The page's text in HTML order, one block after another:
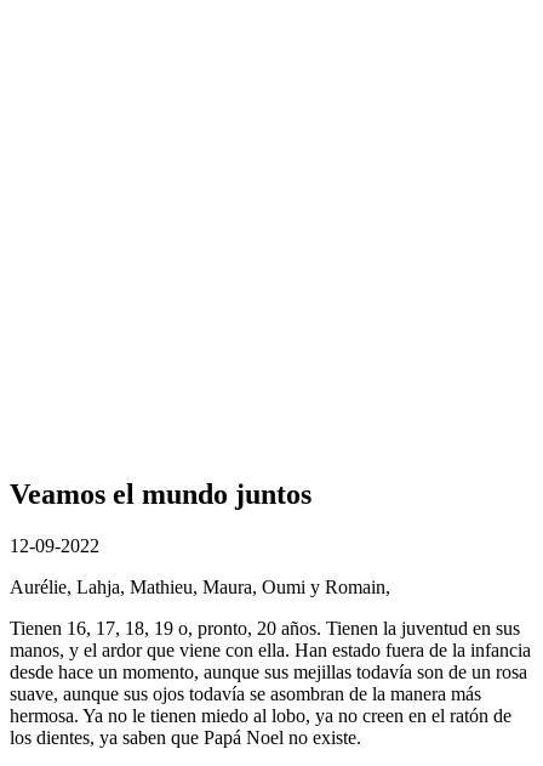
Veamos el mundo juntos
12-09-2022
Aurélie, Lahja, Mathieu, Maura, Oumi y Romain,
Tienen 16, 17, 18, 19 o, pronto, 20 años. Tienen la juventud en sus
manos, y el ardor que viene con ella. Han estado fuera de la infancia
desde hace un momento, aunque sus mejillas todavía son de un rosa
suave, aunque sus ojos todavía se asombran de la manera más
hermosa. Ya no le tienen miedo al lobo, ya no creen en el ratón de
los dientes, ya saben que Papá Noel no existe.